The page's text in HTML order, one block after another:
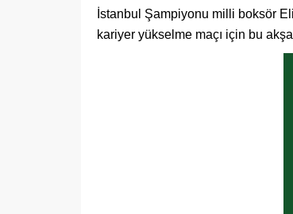
İstanbul Şampiyonu milli boksör
kariyer yükselme maçı için bu